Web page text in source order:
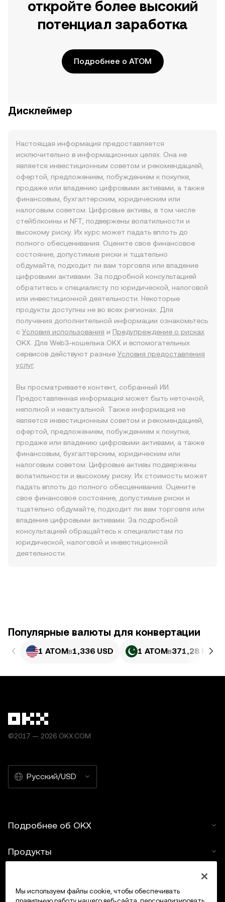
откройте более высокий
потенциал заработка
Подробнее о ATOM
Дисклеймер
Настоящая информация предоставляется
исключительно в информационных целях. Она не
является инвестиционным советом и рекомендацией,
офертой, предложением, побуждением к покупке,
продаже или владению цифровыми активами, а также
финансовым, бухгалтерским, юридическим или
налоговым советом. Цифровые активы, в том числе
стейблкоины и NFT, подвержены волатильности и
высокому риску. Их курс может падать вплоть до
полного обесценивания. Оцените свое финансовое
состояние, допустимые риски и тщательно
обдумайте, подходит ли вам торговля или владение
цифровыми активами. За подробной консультацией
обратитесь к специалисту по юридической, налоговой
или инвестиционной деятельности. Некоторые
продукты доступны не во всех регионах. Для
получения дополнительной информации ознакомьтесь
с Условия использования и Предупреждение о рисках
OKX. Для Web3-кошелька OKX и вспомогательных
сервисов действуют разные Условия предоставления
услуг.
Вы просматриваете контент, собранный ИИ.
Предоставленная информация может быть неточной,
неполной и неактуальной. Также информация не
является инвестиционным советом и рекомендацией,
офертой, предложением, побуждением к покупке,
продаже или владению цифровыми активами, а также
финансовым, бухгалтерским, юридическим или
налоговым советом. Цифровые активы подвержены
волатильности и высокому риску. Их стоимость может
падать вплоть до полного обесценивания. Оцените
свое финансовое состояние, допустимые риски и
тщательно обдумайте, подходит ли вам торговля или
владение цифровыми активами. За подробной
консультацией обращайтесь к специалистам по
юридической, налоговой и инвестиционной
деятельности.
Популярные валюты для конвертации
1 ATOMв1,336 USD 1 ATOMв371,28 PKR
©2017 — 2026 OKX.COM
Русский/USD
Подробнее об OKX
Продукты
Мы используем файлы cookie, чтобы обеспечивать